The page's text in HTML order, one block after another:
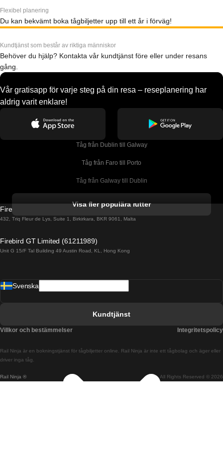
Flexibel planering
Du kan bekvämt boka tågbiljetter upp till ett år i förväg!
Kundtjänst som består av riktiga människor
Behöver du hjälp? Kontakta vår kundtjänst före eller under resans
gång.
Vår gratisapp för varje steg på din resa – reseplanering har
aldrig varit enklare!
Tåg från Dublin till Galway
Tåg från Faro till Porto
Tåg från Galway till Dublin
Tåg från Porto till Faro
Tåg från Barcelona till Madrid
Tåg från Budapest till Bratislava
Visa fler populära rutter
Firebird GT Limited (OC 1451)
432, Triq Fleur de Lys, Suite 1, Birkirkara, BKR 9061, Malta
Firebird GT Limited (61211989)
Unit G 15/F Tal Building 49 Austin Road, KL, Hong Kong
Rail Ninja ® All Rights Reserved © 2026
Rail Ninja är en bokningstjänst för tågbiljetter online. Rail Ninja är inte ett tågbolag och äger eller
driver inga tåg.
Svenska
Kundtjänst
Villkor och bestämmelser Integritetspolicy